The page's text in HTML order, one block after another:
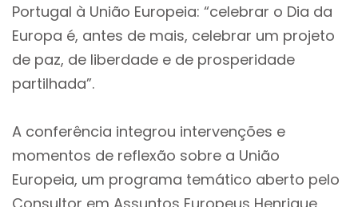
Portugal à União Europeia: “celebrar o Dia da
Europa é, antes de mais, celebrar um projeto
de paz, de liberdade e de prosperidade
partilhada”.
A conferência integrou intervenções e
momentos de reflexão sobre a União
Europeia, um programa temático aberto pelo